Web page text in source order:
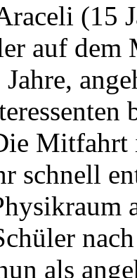
(15
auf
schnell
als